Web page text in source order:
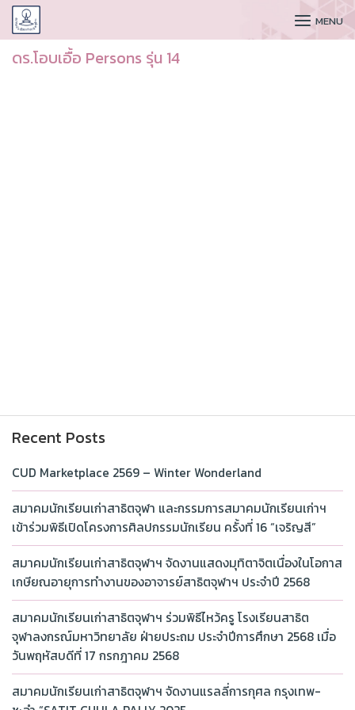
CUDAA MENU
ดร.โอบเอื้อ Persons รุ่น 14
Recent Posts
CUD Marketplace 2569 – Winter Wonderland
สมาคมนักเรียนเก่าสาธิตจุฬา และกรรมการสมาคมนักเรียนเก่าฯ
เข้าร่วมพิธีเปิดโครงการศิลปกรรมนักเรียน ครั้งที่ 16 “เจริญสี”
สมาคมนักเรียนเก่าสาธิตจุฬาฯ จัดงานแสดงมุทิตาจิตเนื่องในโอกาส
เกษียณอายุการทำงานของอาจารย์สาธิตจุฬาฯ ประจำปี 2568
สมาคมนักเรียนเก่าสาธิตจุฬาฯ ร่วมพิธีไหว้ครู โรงเรียนสาธิต
จุฬาลงกรณ์มหาวิทยาลัย ฝ่ายประถม ประจำปีการศึกษา 2568 เมื่อ
วันพฤหัสบดีที่ 17 กรกฎาคม 2568
สมาคมนักเรียนเก่าสาธิตจุฬาฯ จัดงานแรลลี่การกุศล กรุงเทพ-